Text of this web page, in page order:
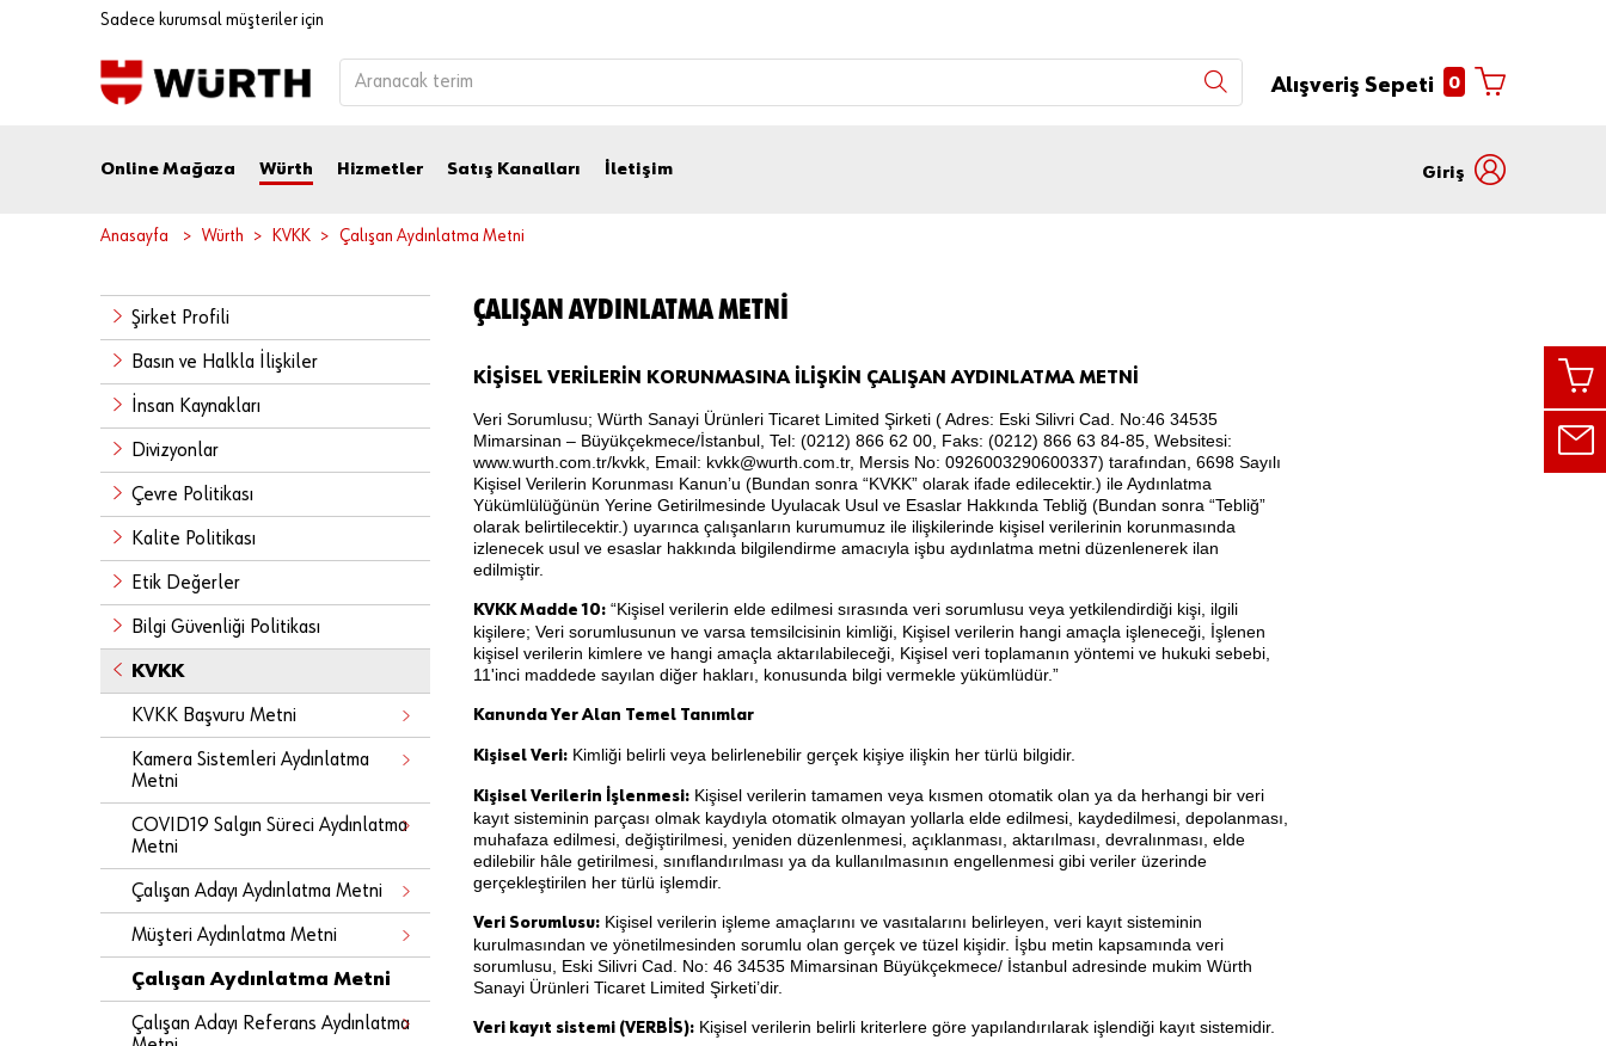
Sadece kurumsal müşteriler için
Alışveriş Sepeti 0
Online Mağaza Würth Hizmetler Satış Kanalları İletişim Giriş
Anasayfa Würth KVKK Çalışan Aydınlatma Metni
Şirket Profili
Basın ve Halkla İlişkiler
İnsan Kaynakları
Divizyonlar
Çevre Politikası
Kalite Politikası
Etik Değerler
Bilgi Güvenliği Politikası
KVKK
KVKK Başvuru Metni
Kamera Sistemleri Aydınlatma
Metni
COVID19 Salgın Süreci Aydınlatma
Metni
Çalışan Adayı Aydınlatma Metni
Müşteri Aydınlatma Metni
Çalışan Aydınlatma Metni
Çalışan Adayı Referans Aydınlatma
ÇALIŞAN AYDINLATMA METNI
KİŞİSEL VERİLERİN KORUNMASINA İLİŞKİN ÇALIŞAN AYDINLATMA METNİ
Veri Sorumlusu; Würth Sanayi Ürünleri Ticaret Limited Şirketi ( Adres: Eski Silivri Cad. No:46 34535
Mimarsinan – Büyükçekmece/İstanbul, Tel: (0212) 866 62 00, Faks: (0212) 866 63 84-85, Websitesi:
www.wurth.com.tr/kvkk, Email: kvkk@wurth.com.tr, Mersis No: 0926003290600337) tarafından, 6698 Sayılı
Kişisel Verilerin Korunması Kanun’u (Bundan sonra “KVKK” olarak ifade edilecektir.) ile Aydınlatma
Yükümlülüğünün Yerine Getirilmesinde Uyulacak Usul ve Esaslar Hakkında Tebliğ (Bundan sonra “Tebliğ”
olarak belirtilecektir.) uyarınca çalışanların kurumumuz ile ilişkilerinde kişisel verilerinin korunmasında
izlenecek usul ve esaslar hakkında bilgilendirme amacıyla işbu aydınlatma metni düzenlenerek ilan
edilmiştir.
KVKK Madde 10: “Kişisel verilerin elde edilmesi sırasında veri sorumlusu veya yetkilendirdiği kişi, ilgili
kişilere; Veri sorumlusunun ve varsa temsilcisinin kimliği, Kişisel verilerin hangi amaçla işleneceği, İşlenen
kişisel verilerin kimlere ve hangi amaçla aktarılabileceği, Kişisel veri toplamanın yöntemi ve hukuki sebebi,
11'inci maddede sayılan diğer hakları, konusunda bilgi vermekle yükümlüdür.”
Kanunda Yer Alan Temel Tanımlar
Kişisel Veri: Kimliği belirli veya belirlenebilir gerçek kişiye ilişkin her türlü bilgidir.
Kişisel Verilerin İşlenmesi: Kişisel verilerin tamamen veya kısmen otomatik olan ya da herhangi bir veri
kayıt sisteminin parçası olmak kaydıyla otomatik olmayan yollarla elde edilmesi, kaydedilmesi, depolanması,
muhafaza edilmesi, değiştirilmesi, yeniden düzenlenmesi, açıklanması, aktarılması, devralınması, elde
edilebilir hâle getirilmesi, sınıflandırılması ya da kullanılmasının engellenmesi gibi veriler üzerinde
gerçekleştirilen her türlü işlemdir.
Veri Sorumlusu: Kişisel verilerin işleme amaçlarını ve vasıtalarını belirleyen, veri kayıt sisteminin
kurulmasından ve yönetilmesinden sorumlu olan gerçek ve tüzel kişidir. İşbu metin kapsamında veri
sorumlusu, Eski Silivri Cad. No: 46 34535 Mimarsinan Büyükçekmece/ İstanbul adresinde mukim Würth
Sanayi Ürünleri Ticaret Limited Şirketi’dir.
Veri kayıt sistemi (VERBİS): Kişisel verilerin belirli kriterlere göre yapılandırılarak işlendiği kayıt sistemidir.